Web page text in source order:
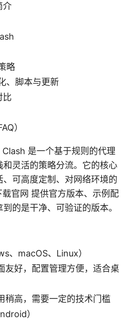
介
略
、脚本与更新
比
）
是一个基于规则的代理
和灵活的策略分流。它的核心
可高度定制、对网络环境的
官网 提供官方版本、示例配
的是干净、可验证的版本。
、macOS、Linux）
友好，配置管理方便，适合桌
稍高，需要一定的技术门槛
）